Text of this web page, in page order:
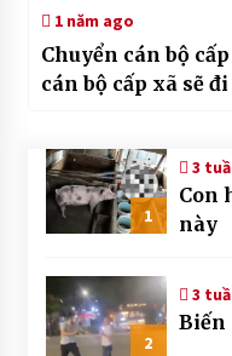
1 năm ago
Chuyển cán bộ
cán bộ cấp xã sẽ đi
1
3
Con
này
2
3
Biến